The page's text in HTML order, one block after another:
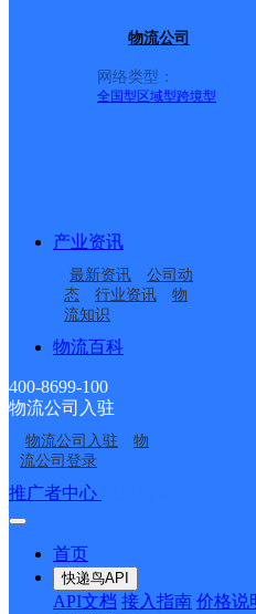
物流公司
网络类型：
全国型 区域型跨境型
产业资讯
最新资讯
公司动
态
行业资讯
物
流知识
物流百科
400-8699-100
物流公司入驻
物流公司入驻
物
流公司登录
推广者中心
首页
快递鸟API
API文档 接入指南 价格说
邮政国内
镇下宫村下
张厝邮政支局
邮政国内
张厝村北区
派送范围:-
伍堡邮政支局
邮政国内 更